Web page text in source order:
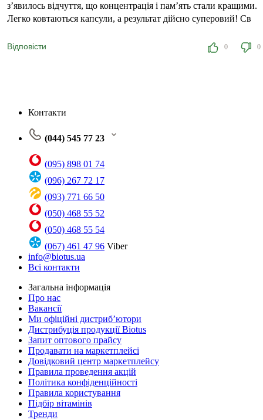
з’явилось відчуття, що концентрація і пам’ять стали кращими.
Легко ковтаються капсули, а результат дійсно суперовий! Св
Відповісти 0 0
Контакти
(044) 545 77 23
(095) 898 01 74
(096) 267 72 17
(093) 771 66 50
(050) 468 55 52
(050) 468 55 54
(067) 461 47 96 Viber
info@biotus.ua
Всі контакти
Загальна інформація
Про нас
Вакансії
Ми офіційні дистриб’ютори
Дистрибуція продукції Biotus
Запит оптового прайсу
Продавати на маркетплейсі
Довідковий центр маркетплейсу
Правила проведення акцій
Політика конфіденційності
Правила користування
Підбір вітамінів
Тренди